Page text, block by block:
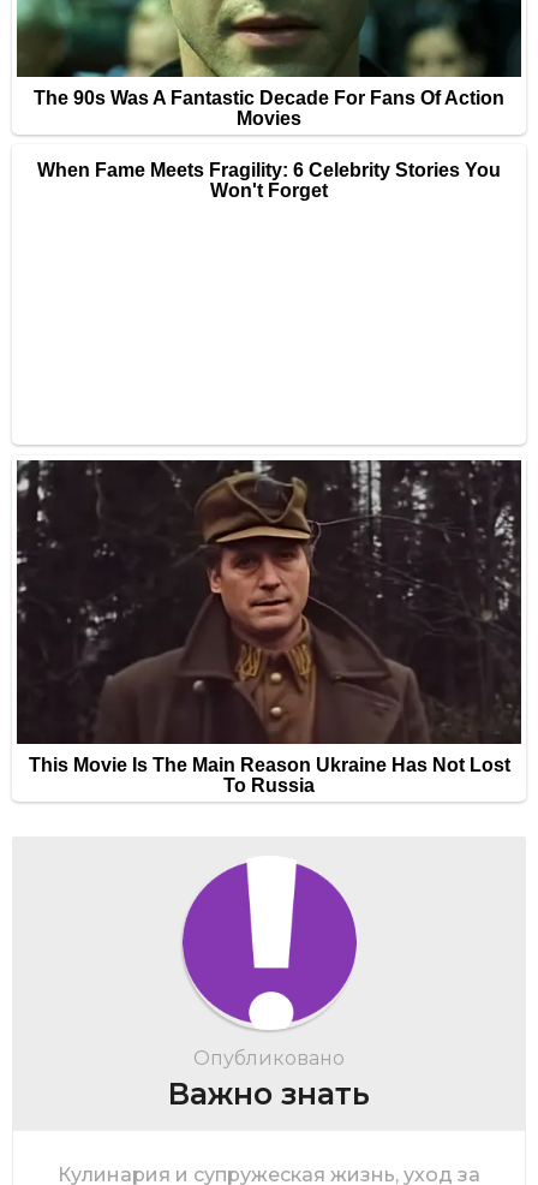
Опубликовано
Важно знать
Кулинария и супружеская жизнь, уход за